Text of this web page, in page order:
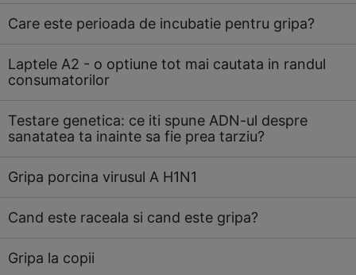
Care este perioada de incubatie pentru gripa?
Laptele A2 - o optiune tot mai cautata in randul
consumatorilor
Testare genetica: ce iti spune ADN-ul despre
sanatatea ta inainte sa fie prea tarziu?
Gripa porcina virusul A H1N1
Cand este raceala si cand este gripa?
Gripa la copii